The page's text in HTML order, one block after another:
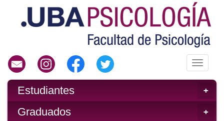
Toggle
+
Estudiantes
+
Graduados